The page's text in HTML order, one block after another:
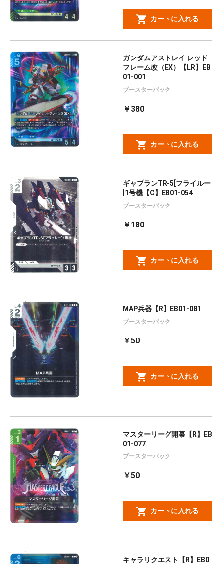
カートに入れる
ガンダムアストレイ レッド
フレーム改（EX）【LR】EB
01-001
ブースターパック
￥380
カートに入れる
ギャプランTR-5[フライルー
]1号機【C】EB01-054
ブースターパック
￥180
カートに入れる
MAP兵器【R】EB01-081
ブースターパック
￥50
カートに入れる
マスターリーグ開幕【R】EB
01-077
ブースターパック
￥50
カートに入れる
キャラリクエスト【R】EB0